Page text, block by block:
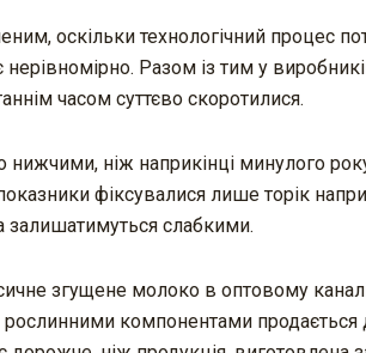
оскільки технологічний процес
Разом із тим у
часом суттєво скоротилися.
нижчими, ніж наприкінці минулого
фіксувалися лише торік
залишатимуться слабкими.
згущене молоко в оптовому
з рослинними компонентами